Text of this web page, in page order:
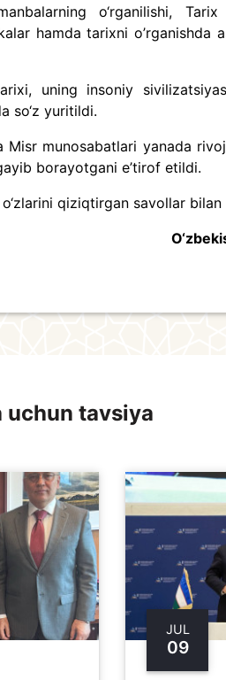
o‘rganilishi,
hamda tarixni o’rganishda
uning insoniy
so‘z yuritildi.
munosabatlari yanada
borayotgani e’tirof etildi.
qiziqtirgan savollar
uchun tavsiya
JUL
09